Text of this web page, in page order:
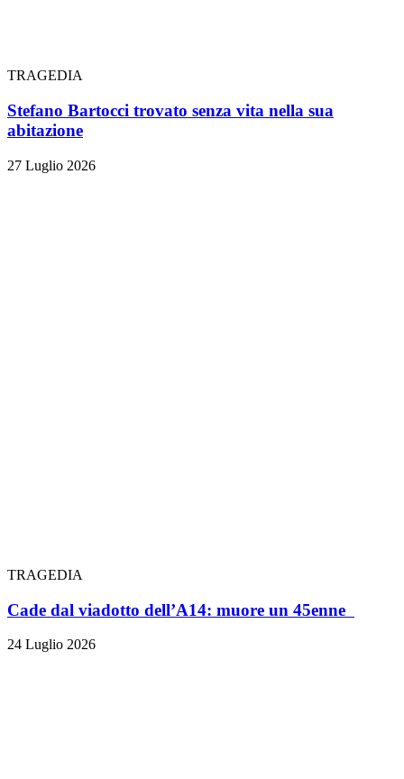
TRAGEDIA
Stefano Bartocci trovato senza vita nella sua
abitazione
27 Luglio 2026
TRAGEDIA
Cade dal viadotto dell’A14: muore un 45enne
24 Luglio 2026